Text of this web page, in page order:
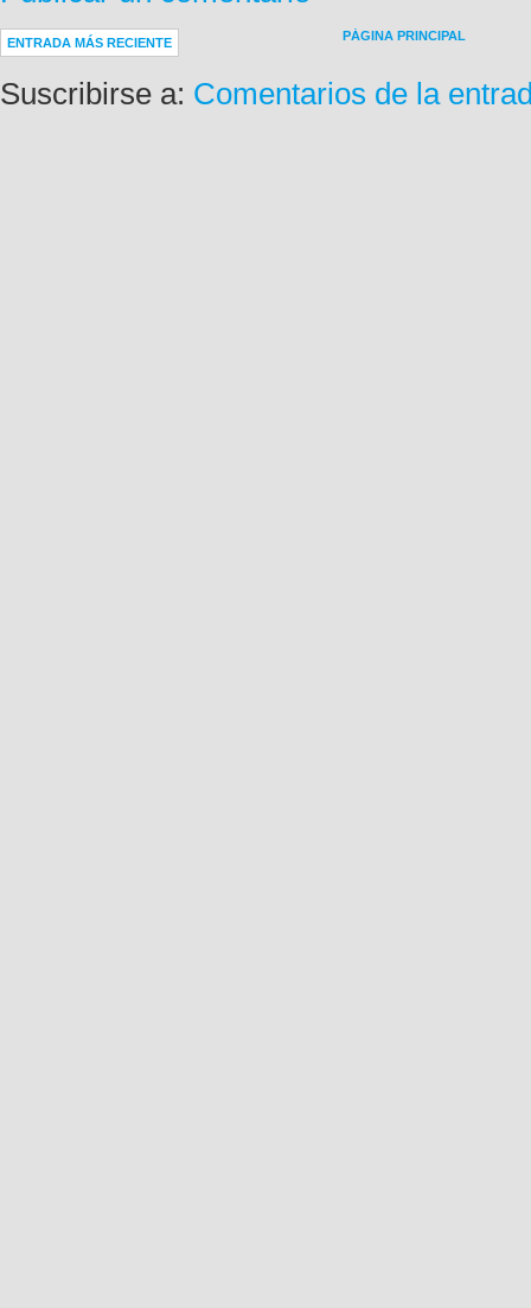
ENTRADA MÁS RECIENTE PÁGINA PRINCIPAL
Suscribirse a: Comentarios de la